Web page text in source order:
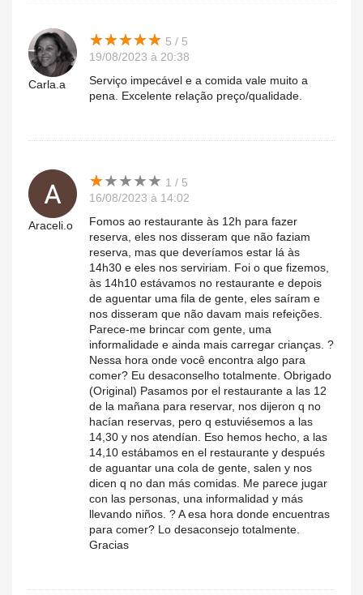
Carla.a
★★★★★
★★★★★ 5 / 5
19/08/2023 à 20:38
Serviço impecável e a comida vale muito a
pena. Excelente relação preço/qualidade.
Araceli.o
★★★★★
★★★★★ 1 / 5
16/08/2023 à 14:02
Fomos ao restaurante às 12h para fazer
reserva, eles nos disseram que não faziam
reserva, mas que deveríamos estar lá às
14h30 e eles nos serviriam. Foi o que fizemos,
às 14h10 estávamos no restaurante e depois
de aguentar uma fila de gente, eles saíram e
nos disseram que não davam mais refeições.
Parece-me brincar com gente, uma
informalidade e ainda mais carregar crianças. ?
Nessa hora onde você encontra algo para
comer? Eu desaconselho totalmente. Obrigado
(Original) Pasamos por el restaurante a las 12
de la mañana para reservar, nos dijeron q no
hacían reservas, pero q estuviésemos a las
14,30 y nos atendían. Eso hemos hecho, a las
14,10 estábamos en el restaurante y después
de aguantar una cola de gente, salen y nos
dicen q no dan más comidas. Me parece jugar
con las personas, una informalidad y más
llevando niños. ? A esa hora donde encuentras
para comer? Lo desaconsejo totalmente.
Gracias